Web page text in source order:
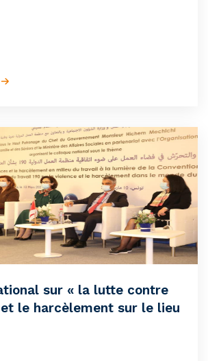
sur « la lutte contre
le harcèlement sur le lieu